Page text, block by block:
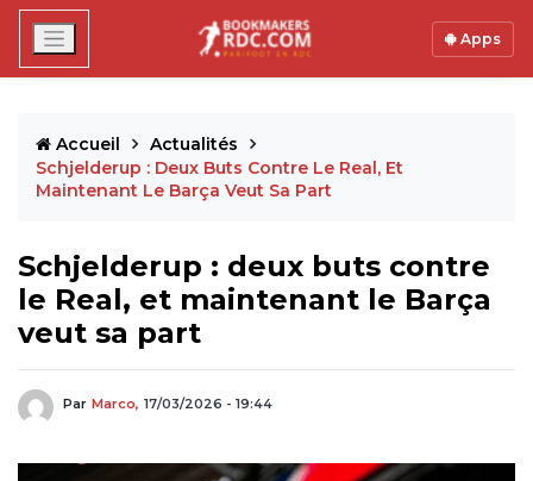
Apps
Accueil
Actualités
Schjelderup : Deux Buts Contre Le Real, Et
Maintenant Le Barça Veut Sa Part
Schjelderup : deux buts contre
le Real, et maintenant le Barça
veut sa part
Par Marco, 17/03/2026 - 19:44